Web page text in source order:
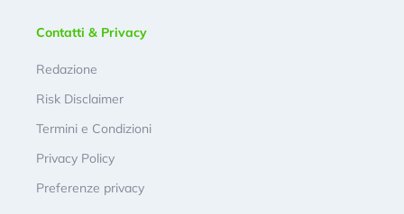
Contatti & Privacy
Redazione
Risk Disclaimer
Termini e Condizioni
Privacy Policy
Preferenze privacy